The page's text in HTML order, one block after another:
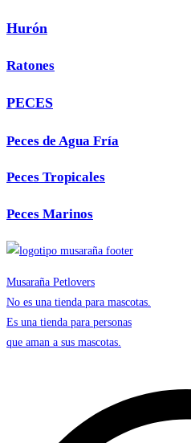
Hurón
Ratones
PECES
Peces de Agua Fría
Peces Tropicales
Peces Marinos
Musaraña Petlovers
No es una tienda para mascotas.
Es una tienda para personas
que aman a sus mascotas.